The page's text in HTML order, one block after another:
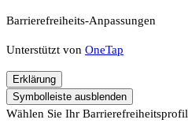
Barrierefreiheits-Anpassungen
Unterstützt von OneTap
Erklärung
Symbolleiste ausblenden
Wählen Sie Ihr Barrierefreiheitsprofil